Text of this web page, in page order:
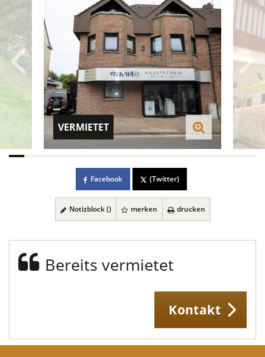
VERMIETET
Facebook (Twitter)
Notizblock () merken drucken
Bereits vermietet
Kontakt